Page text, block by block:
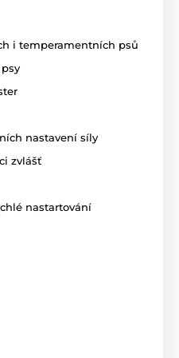
je dodáván s plně
bahno) nebo v blízkosti
proti vodě.
přijímače lze s
Dogtrace D-Control
pro ovládání
i temperamentních psů
nastavení síly
zvlášť
nastartování